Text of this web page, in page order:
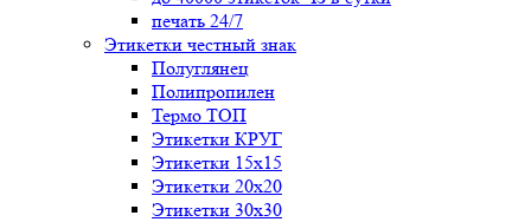
печать 24/7
Этикетки честный знак
Полуглянец
Полипропилен
Термо ТОП
Этикетки КРУГ
Этикетки 15х15
Этикетки 20х20
Этикетки 30х30